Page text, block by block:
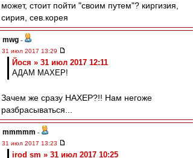
может, стоит пойти "своим путем"? киргизия,
сирия, сев.корея
mwg -
31 июл 2017 13:29
Йося » 31 июл 2017 12:11
АДАМ МАХЕР!
Зачем же сразу НАХЕР?!! Нам негоже
разбрасываться...
mmmmm -
31 июл 2017 13:23
irod sm » 31 июл 2017 10:25